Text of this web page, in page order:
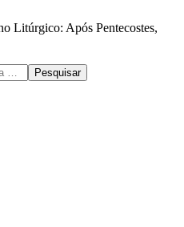
Litúrgico: Após Pentecostes,